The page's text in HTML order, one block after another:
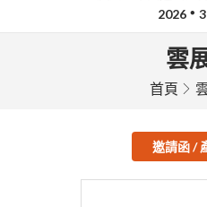
2026 3
雲
首頁
邀請函 /